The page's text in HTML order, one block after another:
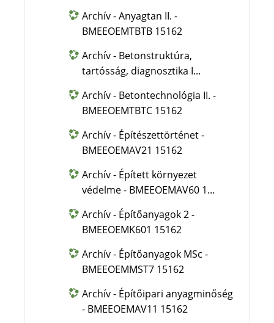
Archív - Anyagtan II. -
BMEEOEMTBTB 15162
Archív - Betonstruktúra,
tartósság, diagnosztika I...
Archív - Betontechnológia II. -
BMEEOEMTBTC 15162
Archív - Építészettörténet -
BMEEOEMAV21 15162
Archív - Épített környezet
védelme - BMEEOEMAV60 1...
Archív - Építőanyagok 2 -
BMEEOEMK601 15162
Archív - Építőanyagok MSc -
BMEEOEMMST7 15162
Archív - Építőipari anyagminőség
- BMEEOEMAV11 15162